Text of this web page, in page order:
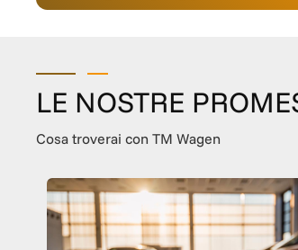
LE NOSTRE
Cosa troverai con TM Wagen